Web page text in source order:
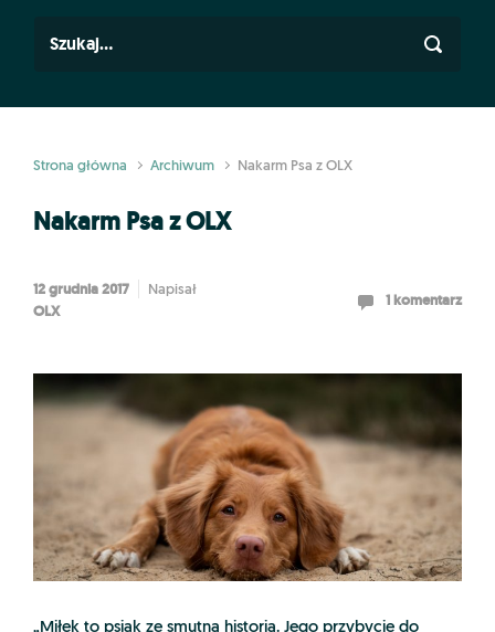
Strona główna Archiwum Nakarm Psa z OLX
Nakarm Psa z OLX
12 grudnia 2017 Napisał
OLX
1 komentarz
„Miłek to psiak ze smutną historią. Jego przybycie do